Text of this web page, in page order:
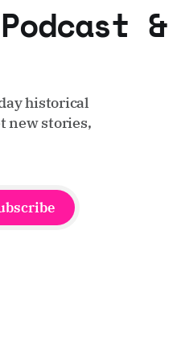
&
historical
new stories,